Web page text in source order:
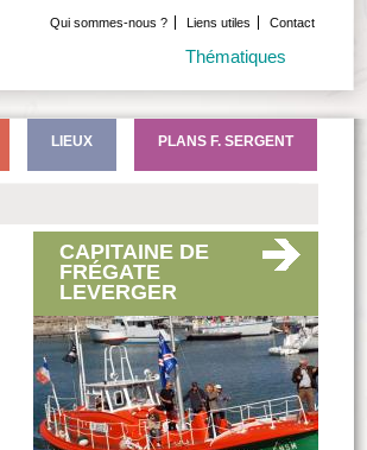
Qui sommes-nous ? Liens utiles Contact
Thématiques
CAPITAINE DE
FRÉGATE
LEVERGER
LIEUX PLANS F. SERGENT